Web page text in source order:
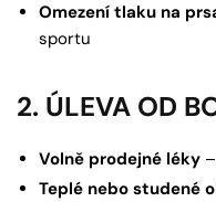
Omezení tlaku na
sportu
2. ÚLEVA OD
Volně prodejné léky
Teplé nebo studené